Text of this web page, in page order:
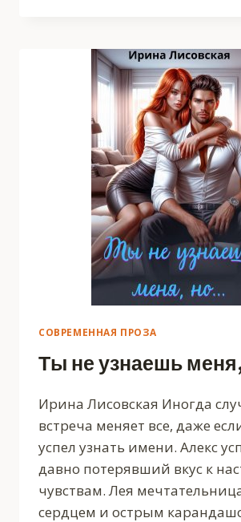
СОВРЕМЕННАЯ ПРОЗА
Ты не узнаешь
Ирина Лисовская Иногда
встреча меняет все, даже
успел узнать имени. Алекс
давно потерявший вкус к
чувствам. Лея
сердцем и острым